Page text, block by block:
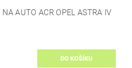
NA AUTO ACR OPEL ASTRA IV